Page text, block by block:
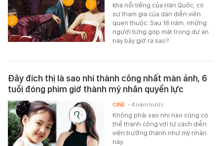
khá nổi tiếng của Hàn Quốc, có
sự tham gia của dàn diễn viên
quen thuộc. Sau 18 năm, những
người từng góp mặt trong dự án
này bây giờ ra sao?
Đây đích thị là sao nhí thành công nhất màn ảnh, 6
tuổi đóng phim giờ thành mỹ nhân quyền lực
Không phải sao nhí nào cũng có
thể thành công với tư cách diễn
viên trưởng thành như mỹ nhân
này.
CINE - 4 năm trước